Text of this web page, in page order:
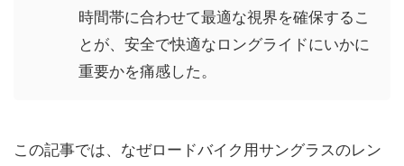
時間帯に合わせて最適な視界を確保するこ
とが、安全で快適なロングライドにいかに
重要かを痛感した。
この記事では、なぜロードバイク用サングラスのレン